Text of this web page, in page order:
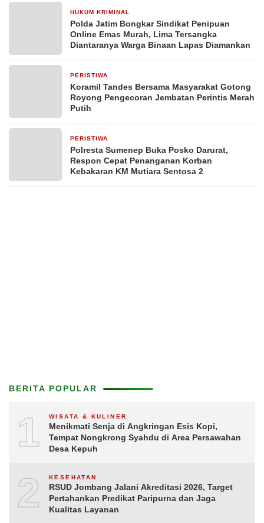
HUKUM KRIMINAL
Polda Jatim Bongkar Sindikat Penipuan
Online Emas Murah, Lima Tersangka
Diantaranya Warga Binaan Lapas Diamankan
PERISTIWA
Koramil Tandes Bersama Masyarakat Gotong
Royong Pengecoran Jembatan Perintis Merah
Putih
PERISTIWA
Polresta Sumenep Buka Posko Darurat,
Respon Cepat Penanganan Korban
Kebakaran KM Mutiara Sentosa 2
BERITA POPULAR
1 WISATA & KULINER
Menikmati Senja di Angkringan Esis Kopi,
Tempat Nongkrong Syahdu di Area Persawahan
Desa Kepuh
2 KESEHATAN
RSUD Jombang Jalani Akreditasi 2026, Target
Pertahankan Predikat Paripurna dan Jaga
Kualitas Layanan